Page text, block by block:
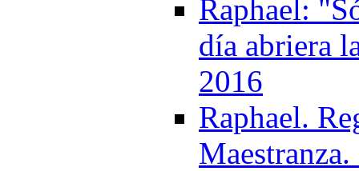
Raphael:
día abriera
2016
Raphael.